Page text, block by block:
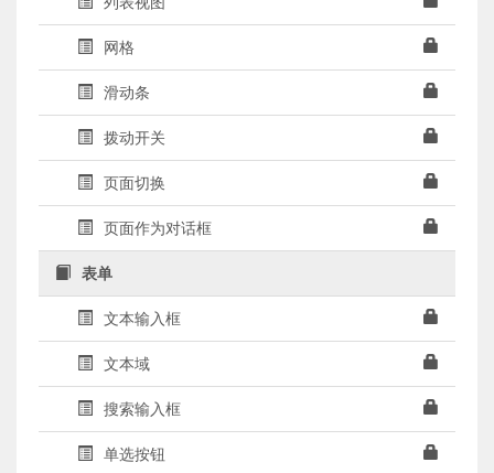
网格
滑动条
拨动开关
页面切换
页面作为对话框
表单
文本输入框
文本域
搜索输入框
单选按钮